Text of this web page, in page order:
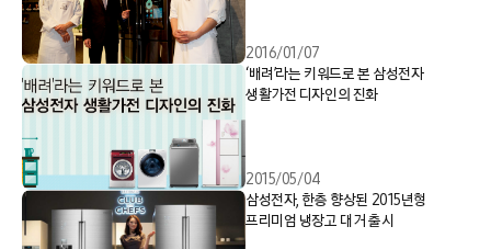
2016/01/07
‘배려’라는 키워드로 본 삼성전자
생활가전 디자인의 진화
2015/05/04
삼성전자, 한층 향상된 2015년형
프리미엄 냉장고 대거 출시